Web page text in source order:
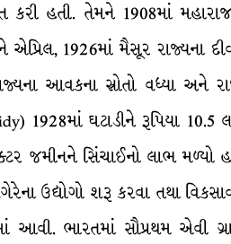
હતી. તેમને 1908માં
1926માં મૈસૂર રાજ્યના
આવકના સ્રોતો વધ્યા અને
1928માં ઘટાડીને રૂપિયા 10.5
જમીનને સિંચાઈનો લાભ મળ્યો
ઉદ્યોગો શરૂ કરવા તથા
આવી. ભારતમાં સૌપ્રથમ એવી